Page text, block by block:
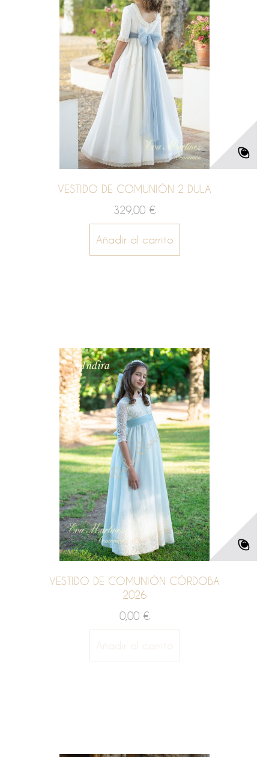
VESTIDO DE COMUNIÓN 2 DULA
329,00 €
Añadir al carrito
VESTIDO DE COMUNIÓN CÓRDOBA
2026
0,00 €
Añadir al carrito